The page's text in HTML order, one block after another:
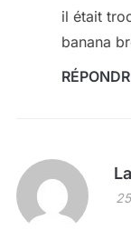
il était
banana